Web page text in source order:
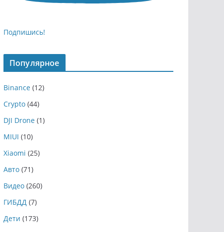
Подпишись!
Популярное
Binance (12)
Crypto (44)
DJI Drone (1)
MIUI (10)
Xiaomi (25)
Авто (71)
Видео (260)
ГИБДД (7)
Дети (173)